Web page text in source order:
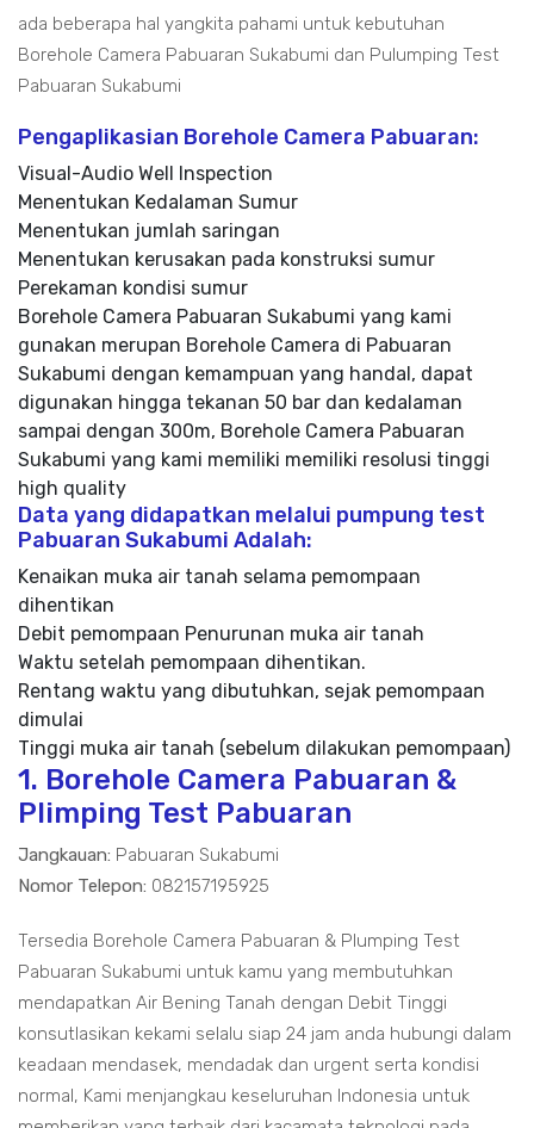
ada beberapa hal yangkita pahami untuk kebutuhan
Borehole Camera Pabuaran Sukabumi dan Pulumping Test
Pabuaran Sukabumi
Pengaplikasian Borehole Camera Pabuaran:
Visual-Audio Well Inspection
Menentukan Kedalaman Sumur
Menentukan jumlah saringan
Menentukan kerusakan pada konstruksi sumur
Perekaman kondisi sumur
Borehole Camera Pabuaran Sukabumi yang kami
gunakan merupan Borehole Camera di Pabuaran
Sukabumi dengan kemampuan yang handal, dapat
digunakan hingga tekanan 50 bar dan kedalaman
sampai dengan 300m, Borehole Camera Pabuaran
Sukabumi yang kami memiliki memiliki resolusi tinggi
high quality
Data yang didapatkan melalui pumpung test
Pabuaran Sukabumi Adalah:
Kenaikan muka air tanah selama pemompaan
dihentikan
Debit pemompaan Penurunan muka air tanah
Waktu setelah pemompaan dihentikan.
Rentang waktu yang dibutuhkan, sejak pemompaan
dimulai
Tinggi muka air tanah (sebelum dilakukan pemompaan)
1. Borehole Camera Pabuaran &
Plimping Test Pabuaran
Jangkauan: Pabuaran Sukabumi
Nomor Telepon: 082157195925
Tersedia Borehole Camera Pabuaran & Plumping Test
Pabuaran Sukabumi untuk kamu yang membutuhkan
mendapatkan Air Bening Tanah dengan Debit Tinggi
konsutlasikan kekami selalu siap 24 jam anda hubungi dalam
keadaan mendasek, mendadak dan urgent serta kondisi
normal, Kami menjangkau keseluruhan Indonesia untuk